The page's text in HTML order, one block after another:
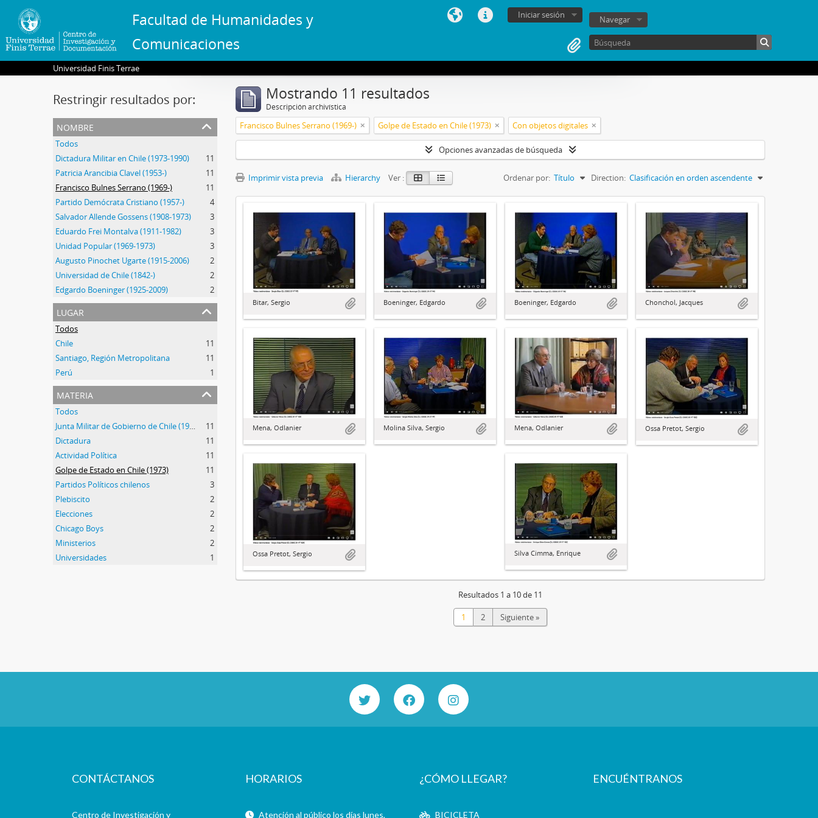
Facultad de Humanidades y
Comunicaciones
Iniciar sesión Navegar
Universidad Finis Terrae
Restringir resultados por:
nombre
Todos
Dictadura Militar en Chile (1973-1990)
11
Patricia Arancibia Clavel (1953-)
11
Francisco Bulnes Serrano (1969-)
11
Partido Demócrata Cristiano (1957-)
4
Salvador Allende Gossens (1908-1973)
3
Eduardo Frei Montalva (1911-1982)
3
Unidad Popular (1969-1973)
3
Augusto Pinochet Ugarte (1915-2006)
2
Universidad de Chile (1842-)
2
Edgardo Boeninger (1925-2009)
2
lugar
Todos
Chile
11
Santiago, Región Metropolitana
11
Perú
1
materia
Todos
Junta Militar de Gobierno de Chile (1973-1990)
11
Dictadura
11
Actividad Política
11
Golpe de Estado en Chile (1973)
11
Partidos Políticos chilenos
3
Plebiscito
2
Elecciones
2
Chicago Boys
2
Ministerios
2
Universidades
1
Mostrando 11 resultados
Descripción archivística
Francisco Bulnes Serrano (1969-) Golpe de Estado en Chile (1973) Con objetos digitales
Opciones avanzadas de búsqueda
Imprimir vista previa Hierarchy Ver : Ordenar por: Título Direction: Clasificación en orden ascendente
Bitar, Sergio Boeninger, Edgardo Boeninger, Edgardo Chonchol, Jacques
Mena, Odlanier Mena, Odlanier
Molina Silva, Sergio Ossa Pretot, Sergio
Ossa Pretot, Sergio Silva Cimma, Enrique
Resultados 1 a 10 de 11
1 2 Siguiente »
CONTÁCTANOS
Centro de Investigación y
HORARIOS
Atención al público los días lunes,
¿CÓMO LLEGAR?
BICICLETA
ENCUÉNTRANOS